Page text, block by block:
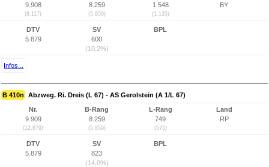
9.908
(8.117)
8.259
(5.859)
1.548
(1.135)
BY
DTV
5.879
SV
600
(10,2%)
BPL
Infos...
B 410n Abzweg. Ri. Dreis (L 67) - AS Gerolstein (A 1/L 67)
Nr.
9.909
(12.879)
B-Rang
8.259
(5.859)
L-Rang
749
(575)
Land
RP
DTV
5.879
SV
823
(14,0%)
BPL